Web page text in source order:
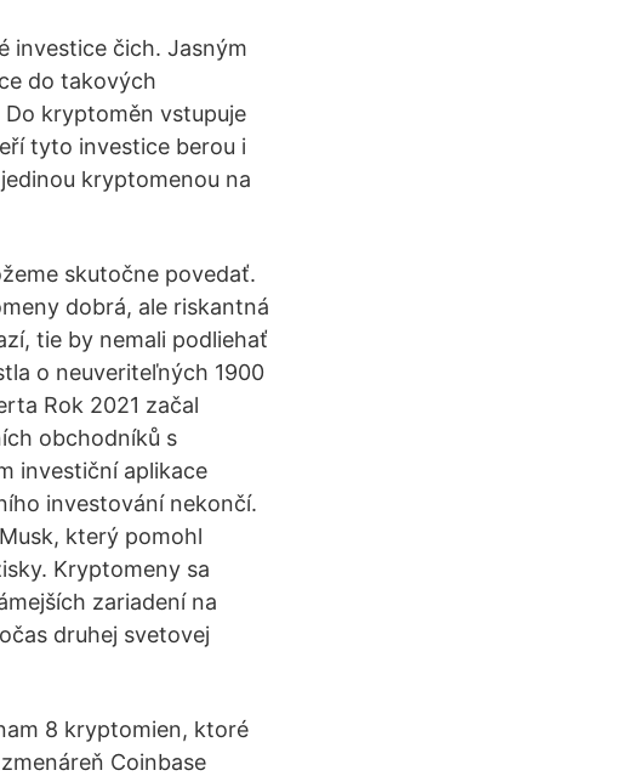
investice čich. Jasným
do takových
Do kryptoměn vstupuje
tyto investice berou i
kryptomenou na
skutočne povedať.
dobrá, ale riskantná
tie by nemali podliehať
o neuveriteľných 1900
Rok 2021 začal
obchodníků s
investiční aplikace
investování nekončí.
který pomohl
Kryptomeny sa
zariadení na
druhej svetovej
8 kryptomien, ktoré
Coinbase